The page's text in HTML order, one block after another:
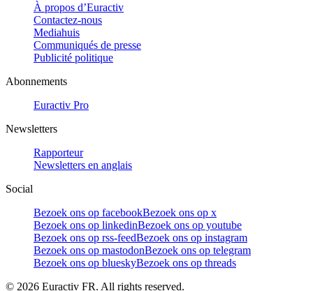
À propos d’Euractiv
Contactez-nous
Mediahuis
Communiqués de presse
Publicité politique
Abonnements
Euractiv Pro
Newsletters
Rapporteur
Newsletters en anglais
Social
Bezoek ons op facebookBezoek ons op x
Bezoek ons op linkedinBezoek ons op youtube
Bezoek ons op rss-feedBezoek ons op instagram
Bezoek ons op mastodonBezoek ons op telegram
Bezoek ons op blueskyBezoek ons op threads
© 2026 Euractiv FR. All rights reserved.